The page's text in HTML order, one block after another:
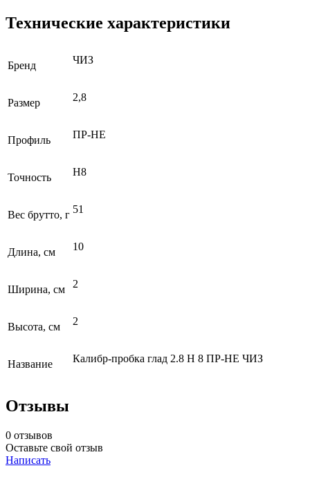
Технические характеристики
Бренд ЧИЗ
Размер 2,8
Профиль ПР-НЕ
Точность H8
Вес брутто, г 51
Длина, см 10
Ширина, см 2
Высота, см 2
Название Калибр-пробка глад 2.8 Н 8 ПР-НЕ ЧИЗ
Отзывы
0 отзывов
Оставьте свой отзыв
Написать